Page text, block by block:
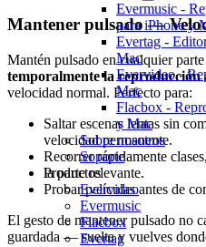
Evermusic -
para iPhone y
Evertag -
Mac
Evervideo -
Mac
Flacbox -
y Mac
Sobre nosotros
Soporte
Productos
Evervideo
Evermusic
Flacbox
Evertag
Mantener pulsado —
Mantén pulsado en cualquier
temporalmente la reproducción
velocidad normal. Perfecto para:
Saltar escenas lentas sin
velocidad permanente.
Recorrer rápidamente
la parte relevante.
Probar películas antes de
El gesto de mantener pulsado no
guardada — suelta y vuelves